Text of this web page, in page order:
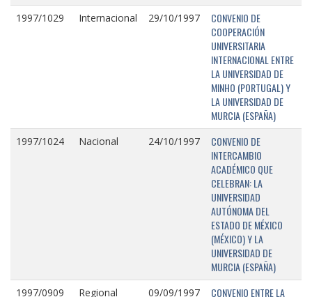
1997/1029 Internacional 29/10/1997
CONVENIO DE
COOPERACIÓN
UNIVERSITARIA
INTERNACIONAL ENTRE
LA UNIVERSIDAD DE
MINHO (PORTUGAL) Y
LA UNIVERSIDAD DE
MURCIA (ESPAÑA)
1997/1024 Nacional 24/10/1997
CONVENIO DE
INTERCAMBIO
ACADÉMICO QUE
CELEBRAN: LA
UNIVERSIDAD
AUTÓNOMA DEL
ESTADO DE MÉXICO
(MÉXICO) Y LA
UNIVERSIDAD DE
MURCIA (ESPAÑA)
1997/0909 Regional 09/09/1997
CONVENIO ENTRE LA